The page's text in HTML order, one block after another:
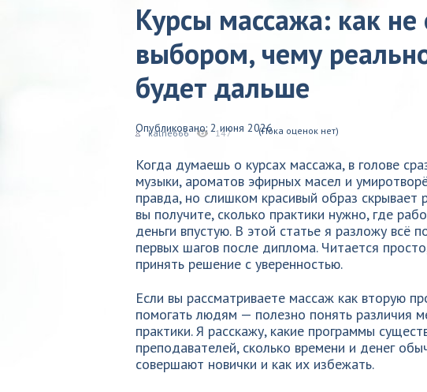
Курсы массажа: как
выбором, чему
будет дальше
Опубликовано: 2 июня 2026
kalne666 147 (Пока оценок нет)
Когда думаешь о курсах массажа, в голове
музыки, ароматов эфирных масел и
правда, но слишком красивый образ скрывает
вы получите, сколько практики нужно, где
деньги впустую. В этой статье я разложу всё
первых шагов после диплома. Читается
принять решение с уверенностью.
Если вы рассматриваете массаж как вторую
помогать людям — полезно понять различия
практики. Я расскажу, какие программы
преподавателей, сколько времени и денег
совершают новички и как их избежать.